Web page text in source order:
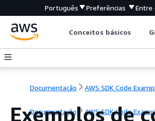
Português Preferências Entre
Conceitos básicos
Documentação AWS SDK Code
Documentação AWS SDK Code
Exemplos de